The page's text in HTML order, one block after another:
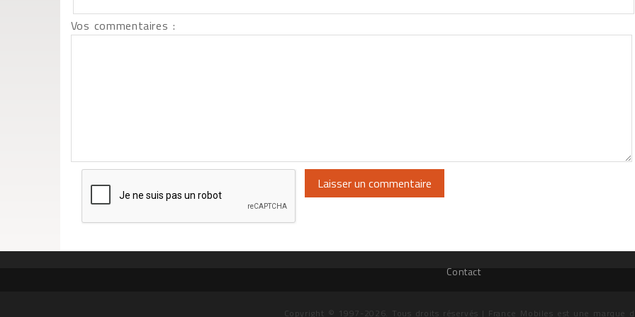
Vos commentaires :
Contact
Copyright © 1997-2026. Tous droits réservés | France Mobiles est une marque